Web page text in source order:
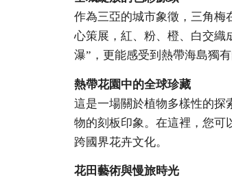
作為三亞的城市象徵，三角梅
心策展，紅、粉、橙、白交織
瀑”，更能感受到熱帶海島獨有
熱帶花園中的全球珍藏
這是一場關於植物多樣性的探
物的刻板印象。在這裡，您可
跨國界花卉文化。
花田藝術與慢旅時光